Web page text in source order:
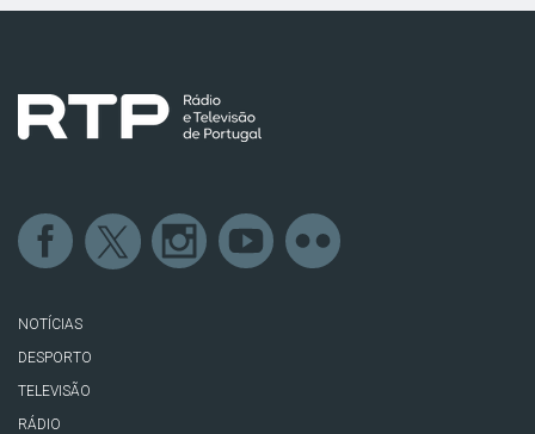
NOTÍCIAS
DESPORTO
TELEVISÃO
RÁDIO